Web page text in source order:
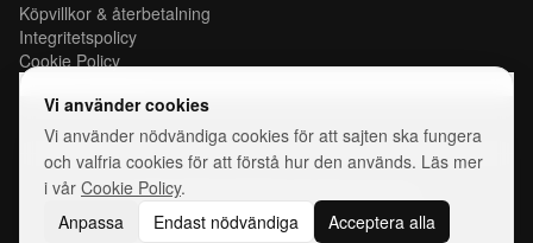
Köpvillkor & återbetalning
Integritetspolicy
Cookie Policy
Hantera cookies
©2026AIDEAS.WORKS. All rights reserved.
Vi använder cookies
Vi använder nödvändiga cookies för att sajten ska fungera
och valfria cookies för att förstå hur den används. Läs mer
i vår Cookie Policy.
Anpassa
Endast nödvändiga Acceptera alla